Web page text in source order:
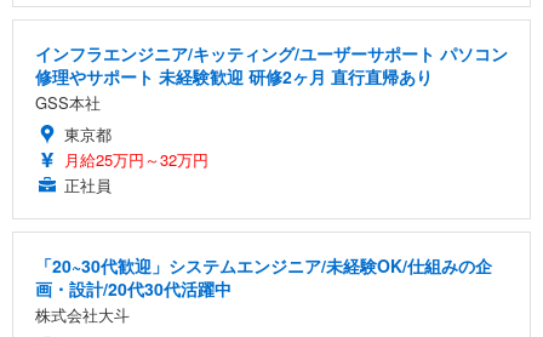
インフラエンジニア/キッティング/ユーザーサポート パソコン
修理やサポート 未経験歓迎 研修2ヶ月 直行直帰あり
GSS本社
東京都
月給25万円～32万円
正社員
「20~30代歓迎」システムエンジニア/未経験OK/仕組みの企
画・設計/20代30代活躍中
株式会社大斗